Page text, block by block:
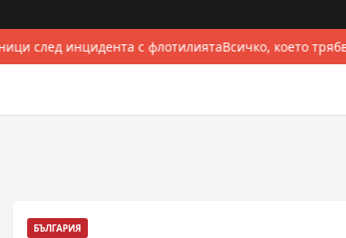
след инцидента с флотилиятаВсичко, което
БЪЛГАРИЯ